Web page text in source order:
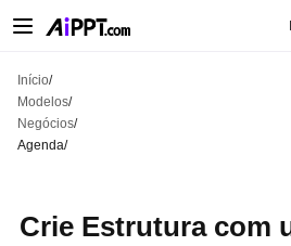
Início/
Modelos/
Negócios/
Agenda/
Crie Estrutura com